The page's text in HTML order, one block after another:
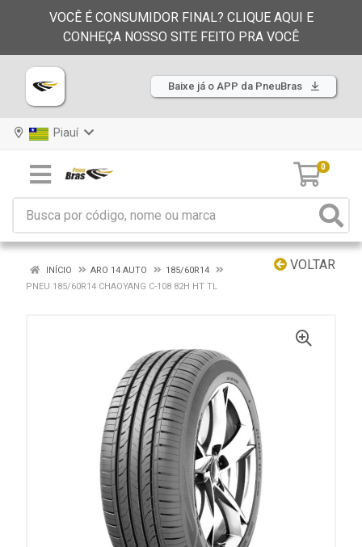
VOCÊ É CONSUMIDOR FINAL? CLIQUE AQUI E
CONHEÇA NOSSO SITE FEITO PRA VOCÊ
Baixe já o APP da PneuBras
Piauí
0
VOLTAR
INÍCIO ARO 14 AUTO
185/60R14
PNEU 185/60R14 CHAOYANG C-108 82H HT TL